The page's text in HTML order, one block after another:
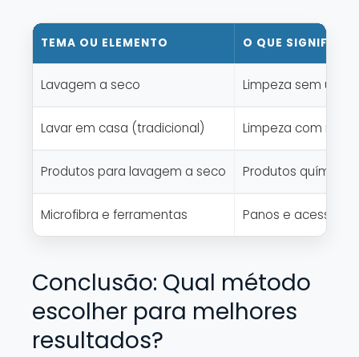
TEMA OU ELEMENTO O QUE SIGNIFICA
Lavagem a seco Limpeza sem uso
Lavar em casa (tradicional) Limpeza com
Produtos para lavagem a seco Produtos
Microfibra e ferramentas Panos e
Conclusão: Qual método
escolher para melhores
resultados?